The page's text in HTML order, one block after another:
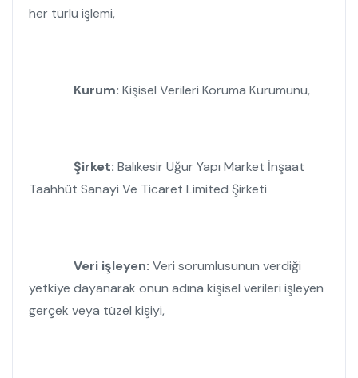
her türlü işlemi,
Kurum: Kişisel Verileri Koruma Kurumunu,
Şirket: Balıkesir Uğur Yapı Market İnşaat
Taahhüt Sanayi Ve Ticaret Limited Şirketi
Veri işleyen: Veri sorumlusunun verdiği
yetkiye dayanarak onun adına kişisel verileri işleyen
gerçek veya tüzel kişiyi,